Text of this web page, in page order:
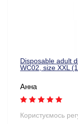
Disposable adult
WC02, size XXL
Анна
Користуємось